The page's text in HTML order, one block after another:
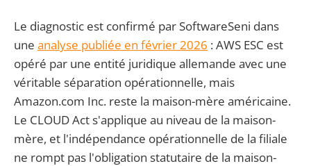
Le diagnostic est confirmé par SoftwareSeni dans
une analyse publiée en février 2026 : AWS ESC est
opéré par une entité juridique allemande avec une
véritable séparation opérationnelle, mais
Amazon.com Inc. reste la maison-mère américaine.
Le CLOUD Act s'applique au niveau de la maison-
mère, et l'indépendance opérationnelle de la filiale
ne rompt pas l'obligation statutaire de la maison-